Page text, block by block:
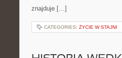
znajduje […]
CATEGORIES: ŻYCIE W STAJNI